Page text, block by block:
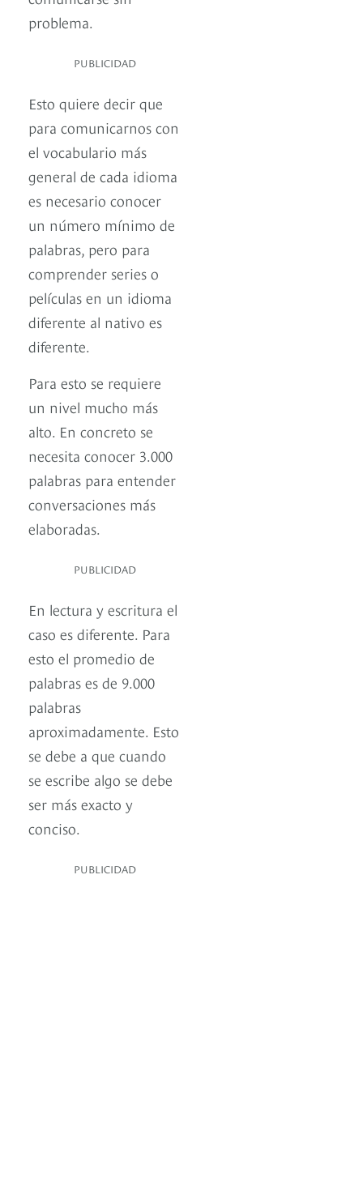
problema.
PUBLICIDAD
Esto quiere decir que
para comunicarnos con
el vocabulario más
general de cada idioma
es necesario conocer
un número mínimo de
palabras, pero para
comprender series o
películas en un idioma
diferente al nativo es
diferente.
Para esto se requiere
un nivel mucho más
alto. En concreto se
necesita conocer 3.000
palabras para entender
conversaciones más
elaboradas.
PUBLICIDAD
En lectura y escritura el
caso es diferente. Para
esto el promedio de
palabras es de 9.000
palabras
aproximadamente. Esto
se debe a que cuando
se escribe algo se debe
ser más exacto y
conciso.
PUBLICIDAD